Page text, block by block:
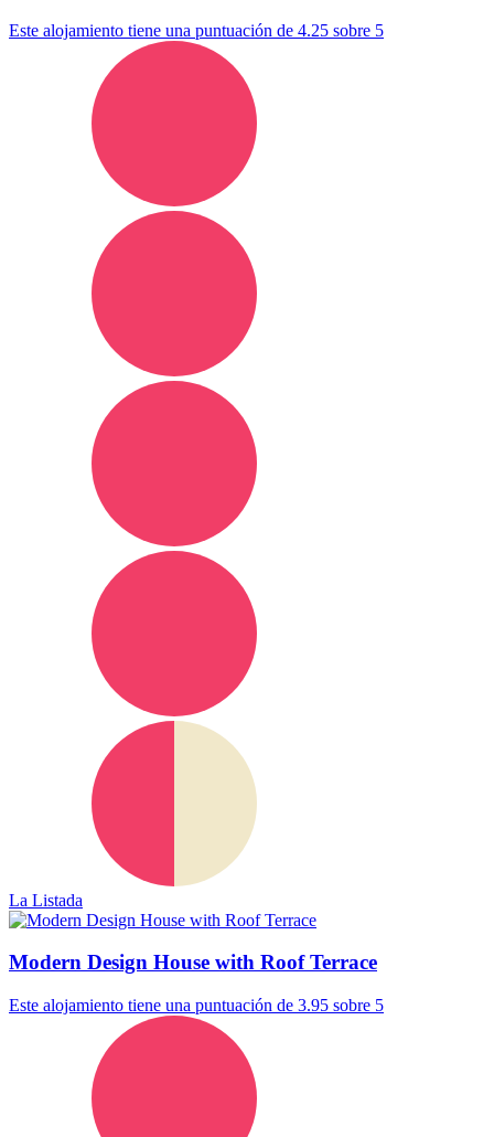
Este alojamiento tiene una puntuación de 4.25 sobre 5
La Listada
Modern Design House with Roof Terrace
Este alojamiento tiene una puntuación de 3.95 sobre 5